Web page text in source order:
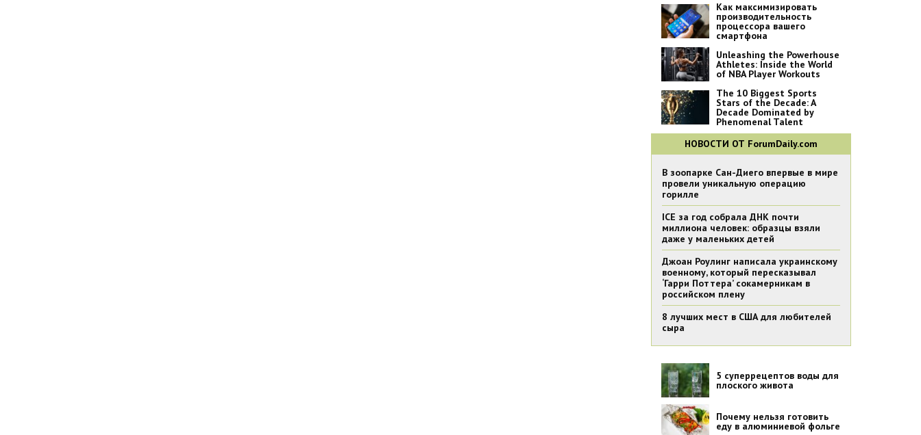
Как максимизировать
производительность
процессора вашего
смартфона
Unleashing the Powerhouse
Athletes: Inside the World
of NBA Player Workouts
The 10 Biggest Sports
Stars of the Decade: A
Decade Dominated by
Phenomenal Talent
НОВОСТИ ОТ ForumDaily.com
В зоопарке Сан-Диего впервые в мире
провели уникальную операцию
горилле
ICE за год собрала ДНК почти
миллиона человек: образцы взяли
даже у маленьких детей
Джоан Роулинг написала украинскому
военному, который пересказывал
‘Гарри Поттера’ сокамерникам в
российском плену
8 лучших мест в США для любителей
сыра
5 суперрецептов воды для
плоского живота
Почему нельзя готовить
еду в алюминиевой фольге